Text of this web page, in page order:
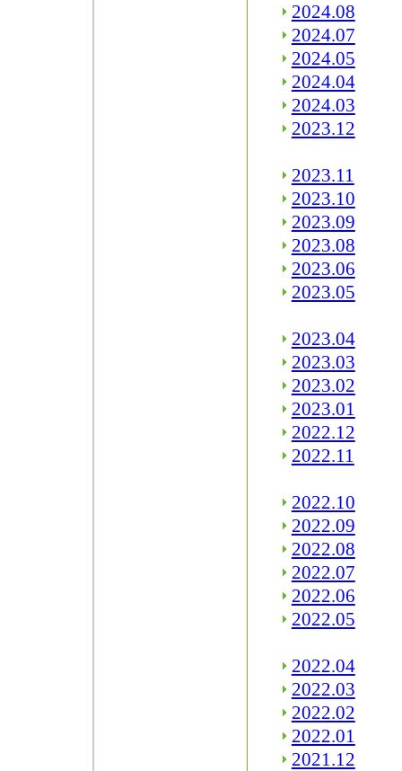
2024.08
2024.07
2024.05
2024.04
2024.03
2023.12
2023.11
2023.10
2023.09
2023.08
2023.06
2023.05
2023.04
2023.03
2023.02
2023.01
2022.12
2022.11
2022.10
2022.09
2022.08
2022.07
2022.06
2022.05
2022.04
2022.03
2022.02
2022.01
2021.12